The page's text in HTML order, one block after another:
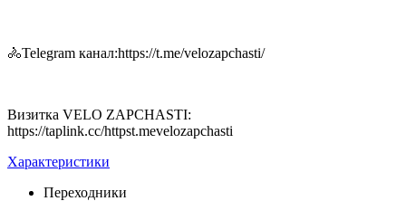
🚴Telegram канал:https://t.me/velozapchasti/
Визитка VELO ZAPCHASTI:
https://taplink.cc/httpst.mevelozapchasti
Характеристики
Переходники